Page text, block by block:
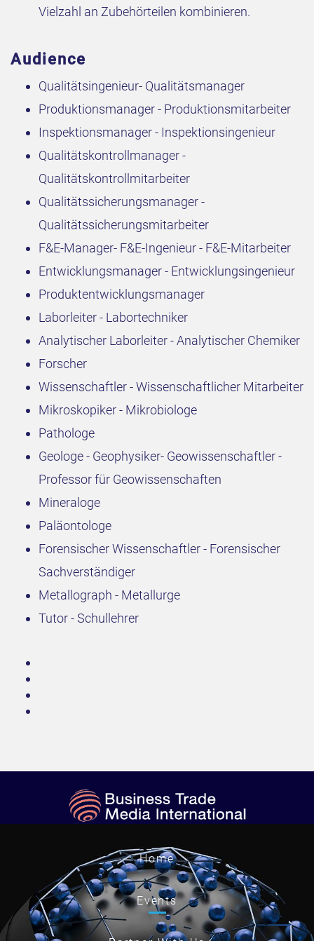
Vielzahl an Zubehörteilen kombinieren.
Audience
Qualitätsingenieur- Qualitätsmanager
Produktionsmanager - Produktionsmitarbeiter
Inspektionsmanager - Inspektionsingenieur
Qualitätskontrollmanager -
Qualitätskontrollmitarbeiter
Qualitätssicherungsmanager -
Qualitätssicherungsmitarbeiter
F&E-Manager- F&E-Ingenieur - F&E-Mitarbeiter
Entwicklungsmanager - Entwicklungsingenieur
Produktentwicklungsmanager
Laborleiter - Labortechniker
Analytischer Laborleiter - Analytischer Chemiker
Forscher
Wissenschaftler - Wissenschaftlicher Mitarbeiter
Mikroskopiker - Mikrobiologe
Pathologe
Geologe - Geophysiker- Geowissenschaftler -
Professor für Geowissenschaften
Mineraloge
Paläontologe
Forensischer Wissenschaftler - Forensischer
Sachverständiger
Metallograph - Metallurge
Tutor - Schullehrer
Home
Events